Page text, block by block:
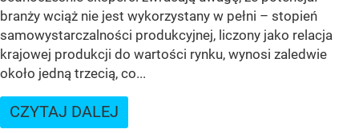
branży wciąż nie jest wykorzystany w pełni – stopień
samowystarczalności produkcyjnej, liczony jako relacja
krajowej produkcji do wartości rynku, wynosi zaledwie
około jedną trzecią, co...
CZYTAJ DALEJ